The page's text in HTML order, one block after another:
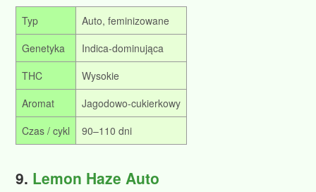
Typ
Auto, feminizowane
Genetyka
Indica‑dominująca
THC
Wysokie
Aromat
Jagodowo‑cukierkowy
Czas / cykl
90–110 dni
9. Lemon Haze Auto